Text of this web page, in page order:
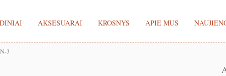
AKSESUARAI KROSNYS APIE MUS
3